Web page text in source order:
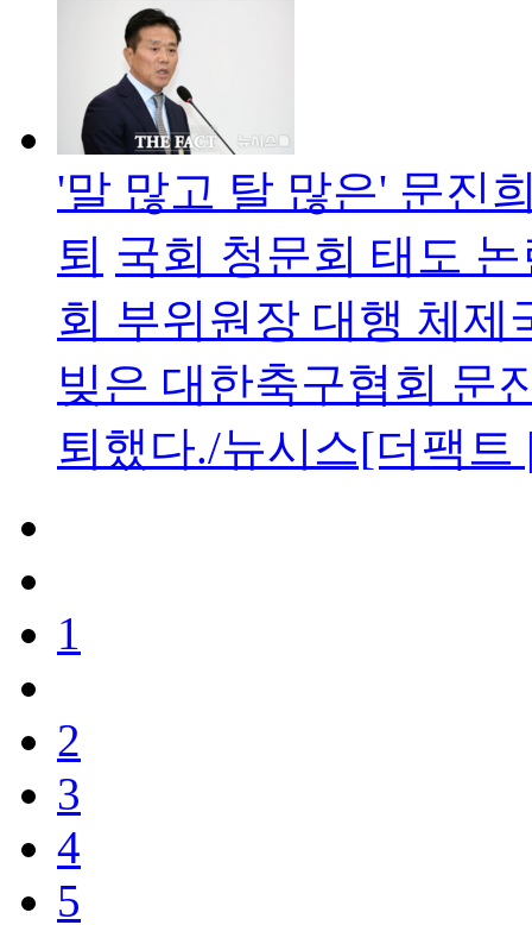
'말 많고 탈 많은' 문진
퇴 국회 청문회 태도
회 부위원장 대행 체
빚은 대한축구협회 문
퇴했다./뉴시스[더팩트
1
2
3
4
5